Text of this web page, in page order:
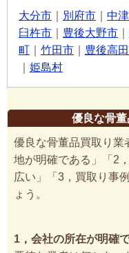
大分市 別府市 中
臼杵市
豊後大野市
町
竹田市 豊後高
姫島村
優良な骨
優良な骨董品買取り業
地が明確である」「2
広い」「3，買取り事
ょう。
1，会社の所在が明確